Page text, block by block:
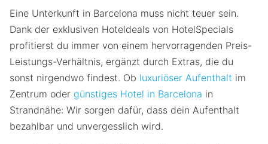
Eine Unterkunft in Barcelona muss nicht teuer sein.
Dank der exklusiven Hoteldeals von HotelSpecials
profitierst du immer von einem hervorragenden Preis-
Leistungs-Verhältnis, ergänzt durch Extras, die du
sonst nirgendwo findest. Ob luxuriöser Aufenthalt im
Zentrum oder günstiges Hotel in Barcelona in
Strandnähe: Wir sorgen dafür, dass dein Aufenthalt
bezahlbar und unvergesslich wird.